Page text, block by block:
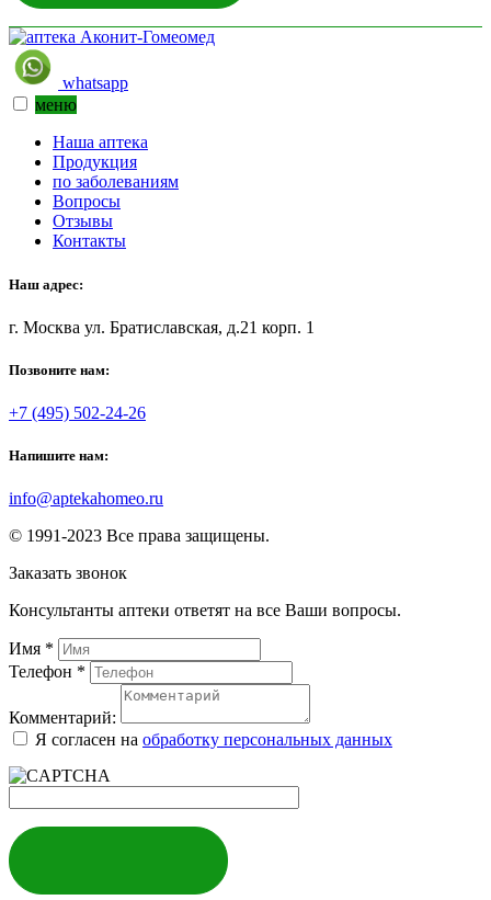
whatsapp
меню
Наша аптека
Продукция
по заболеваниям
Вопросы
Отзывы
Контакты
Наш адрес:
г. Москва ул. Братиславская, д.21 корп. 1
Позвоните нам:
+7 (495) 502-24-26
Напишите нам:
info@aptekahomeo.ru
© 1991-2023 Все права защищены.
Заказать звонок
Консультанты аптеки ответят на все Ваши вопросы.
Имя *
Телефон *
Комментарий:
Я согласен на обработку персональных данных